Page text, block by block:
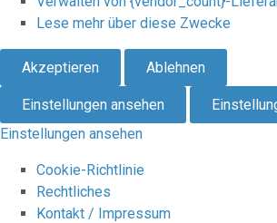
Lese mehr über diese Zwecke
Akzeptieren Ablehnen
Einstellungen ansehen
Einstellungen ansehen
Cookie-Richtlinie
Rechtliches
Kontakt / Impressum